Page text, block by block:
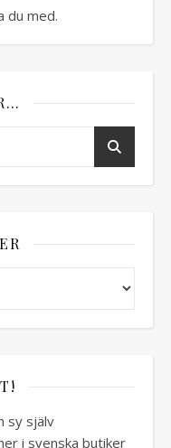
du med.
sy själv
i svenska butiker